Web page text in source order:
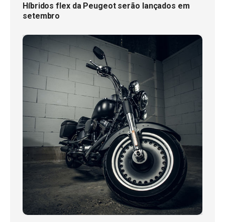
Híbridos flex da Peugeot serão lançados em
setembro